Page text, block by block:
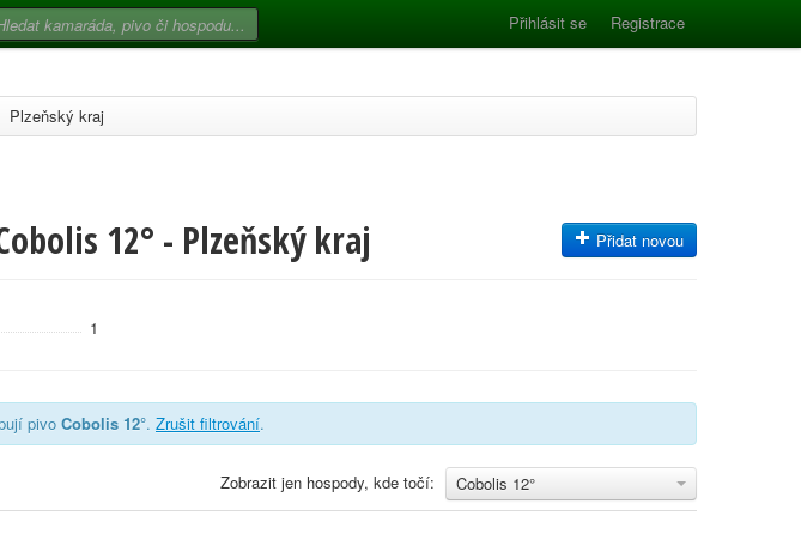
Přihlásit se Registrace
Plzeňský kraj
12° - Plzeňský kraj Přidat novou
1
pivo Cobolis 12°. Zrušit filtrování.
Cobolis 12°
Zobrazit jen hospody, kde točí: